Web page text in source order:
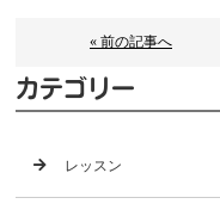
« 前の記事へ
カテゴリー
レッスン